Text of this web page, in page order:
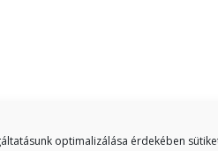
optimalizálása érdekében